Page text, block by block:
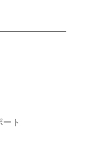
ト